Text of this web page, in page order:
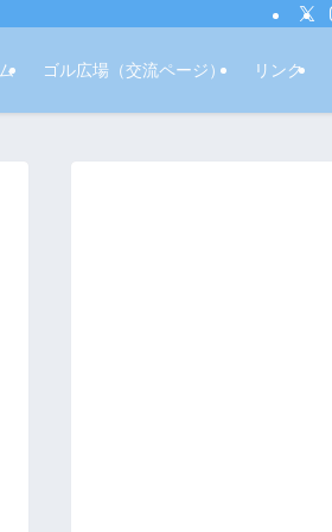
ゴル広場（交流ページ） リンク